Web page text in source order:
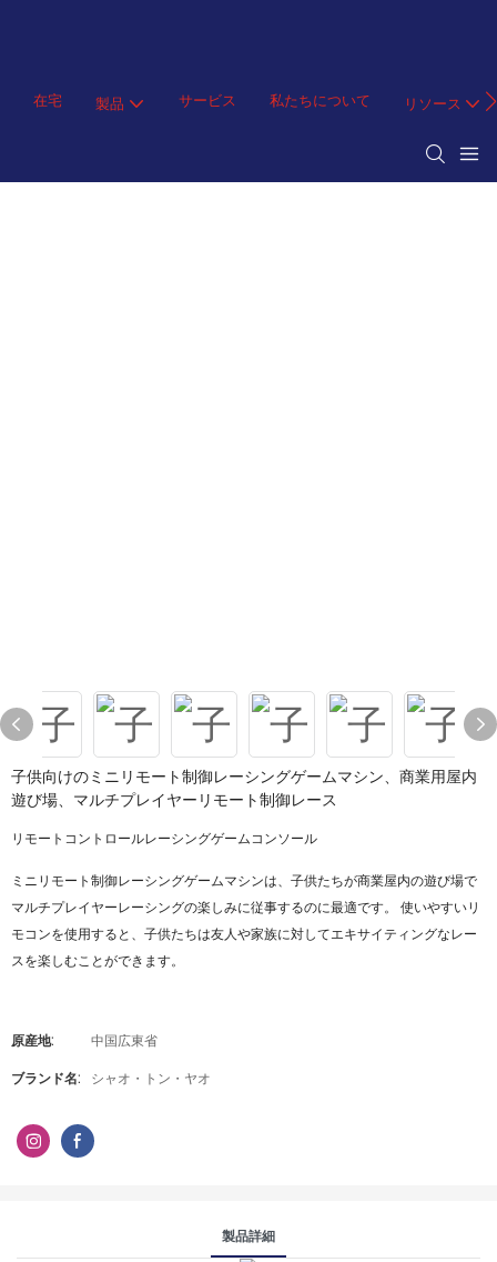
在宅 製品 サービス 私たちについて リソース
子供向けのミニリモート制御レーシングゲームマシン、商業用屋内
遊び場、マルチプレイヤーリモート制御レース
リモートコントロールレーシングゲームコンソール
ミニリモート制御レーシングゲームマシンは、子供たちが商業屋内の遊び場で
マルチプレイヤーレーシングの楽しみに従事するのに最適です。 使いやすいリ
モコンを使用すると、子供たちは友人や家族に対してエキサイティングなレー
スを楽しむことができます。
原産地: 中国広東省
ブランド名: シャオ・トン・ヤオ
製品詳細